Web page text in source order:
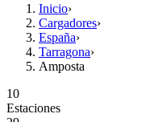
Inicio›
Cargadores›
España›
Tarragona›
Amposta
10
Estaciones